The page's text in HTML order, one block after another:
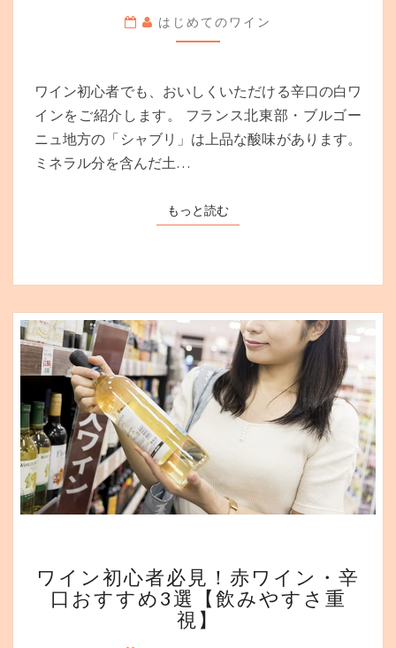
者
必
白
ワ
イ
ン・
す
【飲
み
や
す
さ
重
はじめてのワイン
ワイン初心者でも、おいしくいただける辛口の白ワ
インをご紹介します。 フランス北東部・ブルゴー
ニュ地方の「シャブリ」は上品な酸味があります。
ミネラル分を含んだ土…
もっと読むもっと読む
イ
ン
初
ワイン初心者必見！赤ワイン・辛
口おすすめ3選【飲みやすさ重
視】